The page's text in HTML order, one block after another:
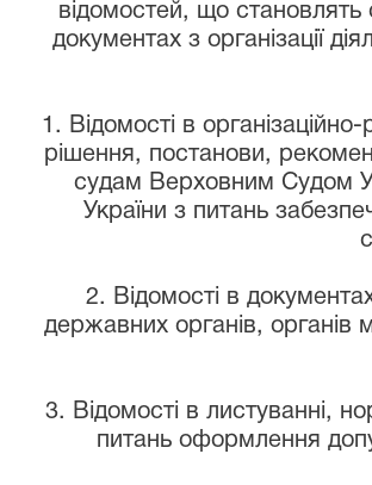
відомостей, що
документах з організації
1. Відомості в
рішення, постанови,
судам Верховним Судом
України з питань
2. Відомості в
державних органів, органів
3. Відомості в листуванні,
питань оформлення